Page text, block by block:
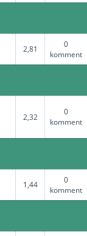
2,81
0
komment
2,32
0
komment
1,44
0
komment